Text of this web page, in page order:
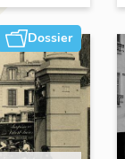
Dossier